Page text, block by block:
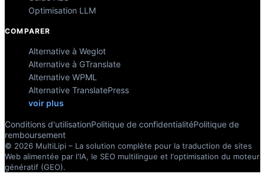
Optimisation LLM
COMPARER
Alternative à Weglot
Alternative à GTranslate
Alternative WPML
Alternative TranslatePress
voir plus
Conditions d'utilisationPolitique de confidentialitéPolitique de
remboursement
© 2026 MultiLipi – La solution complète pour la traduction de sites
Web alimentée par l'IA, le SEO multilingue et l'optimisation du moteur
génératif (GEO).